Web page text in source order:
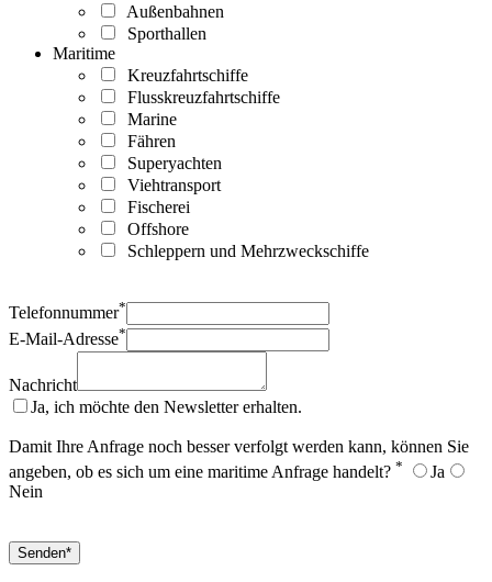
Außenbahnen
Sporthallen
Maritime
Kreuzfahrtschiffe
Flusskreuzfahrtschiffe
Marine
Fähren
Superyachten
Viehtransport
Fischerei
Offshore
Schleppern und Mehrzweckschiffe
Telefonnummer*
E-Mail-Adresse*
Nachricht
Ja, ich möchte den Newsletter erhalten.
Damit Ihre Anfrage noch besser verfolgt werden kann, können Sie
angeben, ob es sich um eine maritime Anfrage handelt? *
Ja
Nein